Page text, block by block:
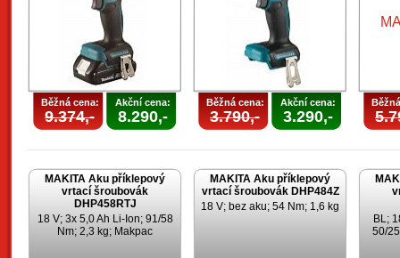
Běžná cena:
9.374,-
Akční cena:
8.290,-
Běžná cena:
3.790,-
Akční cena:
3.290,-
MAKITA Aku příklepový
vrtací šroubovák
DHP458RTJ
18 V; 3x 5,0 Ah Li-Ion; 91/58
Nm; 2,3 kg; Makpac
MAKITA Aku příklepový
vrtací šroubovák DHP484Z
18 V; bez aku; 54 Nm; 1,6 kg
BL;
50/